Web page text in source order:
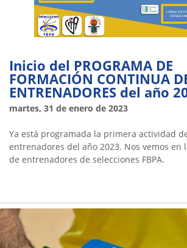
Inicio del PROGRAMA DE
FORMACIÓN CONTINUA
ENTRENADORES del año
martes, 31 de enero de 2023
Ya está programada la primera actividad
entrenadores del año 2023. Nos vemos en
de entrenadores de selecciones FBPA.